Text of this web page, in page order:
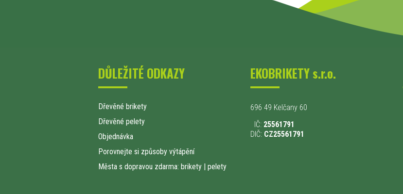
DŮLEŽITÉ ODKAZY
Dřevěné brikety
Dřevěné pelety
Objednávka
Porovnejte si způsoby výtápění
Města s dopravou zdarma: brikety | pelety
EKOBRIKETY s.r.o.
696 49 Kelčany 60
IČ: 25561791
DIČ: CZ25561791